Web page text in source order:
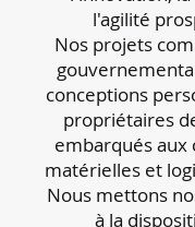
l'agilité
Nos projets
conceptions
propriétaires
embarqués aux
matérielles et
Nous mettons
à la